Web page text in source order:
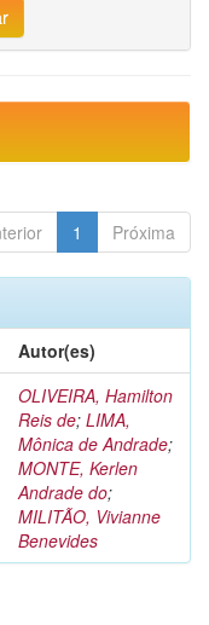
1 Próxima
Autor(es)
OLIVEIRA, Hamilton
Reis de; LIMA,
Mônica de Andrade;
MONTE, Kerlen
Andrade do;
MILITÃO, Vivianne
Benevides